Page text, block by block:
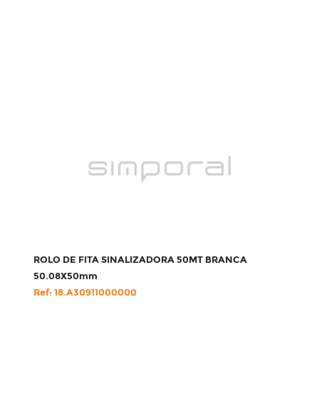
ROLO DE FITA SINALIZADORA 50MT BRANCA
50.08X50mm
Ref: 18.A30911000000